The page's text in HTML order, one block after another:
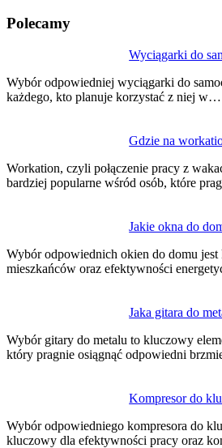
Polecamy
Wyciągarki do
Wybór odpowiedniej wyciągarki do
każdego, kto planuje korzystać z niej w…
Gdzie na
Workation, czyli połączenie pracy z
bardziej popularne wśród osób, które
Jakie okna do
Wybór odpowiednich okien do domu
mieszkańców oraz efektywności
Jaka gitara do
Wybór gitary do metalu to kluczowy
który pragnie osiągnąć odpowiedni
Kompresor do
Wybór odpowiedniego kompresora do
kluczowy dla efektywności pracy oraz
wpisu